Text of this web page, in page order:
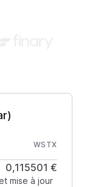
WSTX
0,115501 €
mise à jour